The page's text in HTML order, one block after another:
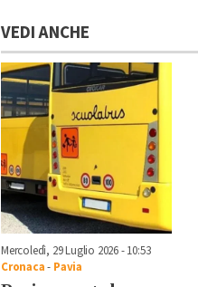
VEDI ANCHE
Mercoledì, 29 Luglio 2026 - 10:53
Cronaca- Pavia